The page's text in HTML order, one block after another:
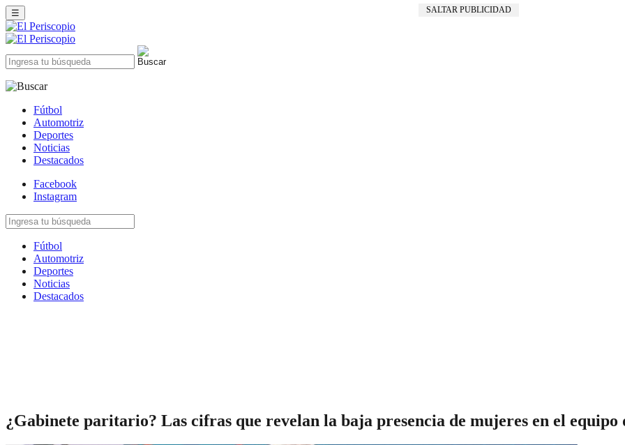
SALTAR PUBLICIDAD
☰
Fútbol
Automotriz
Deportes
Noticias
Destacados
Facebook
Instagram
Fútbol
Automotriz
Deportes
Noticias
Destacados
¿Gabinete paritario? Las cifras que revelan la baja presencia de mujeres en el equipo